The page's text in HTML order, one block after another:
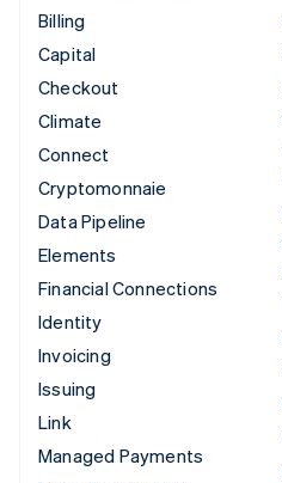
Billing
Capital
Checkout
Climate
Connect
Cryptomonnaie
Data Pipeline
Elements
Financial Connections
Identity
Invoicing
Issuing
Link
Managed Payments